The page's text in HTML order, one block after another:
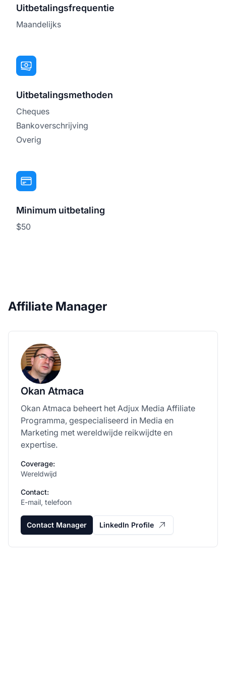
Uitbetalingsfrequentie
Maandelijks
Uitbetalingsmethoden
Cheques
Bankoverschrijving
Overig
Minimum uitbetaling
$50
Affiliate Manager
Okan Atmaca
Okan Atmaca beheert het Adjux Media Affiliate
Programma, gespecialiseerd in Media en
Marketing met wereldwijde reikwijdte en
expertise.
Coverage:
Wereldwijd
Contact:
E-mail, telefoon
Contact Manager LinkedIn Profile